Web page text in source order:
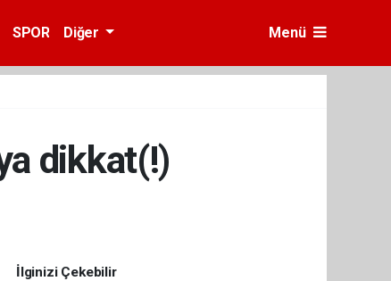
SPOR Diğer Menü
dikkat(!)
İlginizi Çekebilir